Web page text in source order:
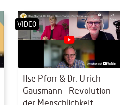
VIDEO
Ilse Pforr & Dr. Ulrich
Gausmann - Revolution
der Menschlichkeit